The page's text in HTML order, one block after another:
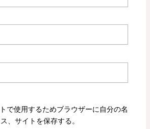
で使用するためブラウザーに自分の名
、サイトを保存する。